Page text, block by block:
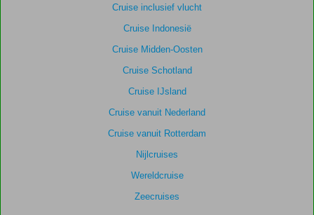
Cruise inclusief vlucht
Cruise Indonesië
Cruise Midden-Oosten
Cruise Schotland
Cruise IJsland
Cruise vanuit Nederland
Cruise vanuit Rotterdam
Nijlcruises
Wereldcruise
Zeecruises